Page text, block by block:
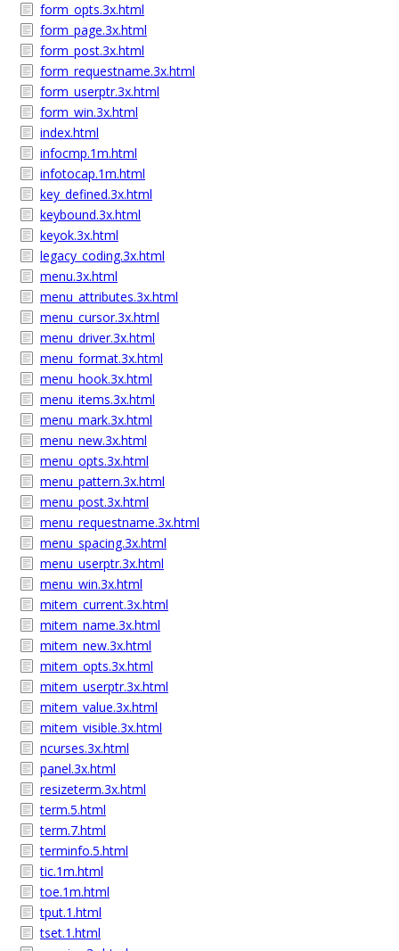
form_opts.3x.html
form_page.3x.html
form_post.3x.html
form_requestname.3x.html
form_userptr.3x.html
form_win.3x.html
index.html
infocmp.1m.html
infotocap.1m.html
key_defined.3x.html
keybound.3x.html
keyok.3x.html
legacy_coding.3x.html
menu.3x.html
menu_attributes.3x.html
menu_cursor.3x.html
menu_driver.3x.html
menu_format.3x.html
menu_hook.3x.html
menu_items.3x.html
menu_mark.3x.html
menu_new.3x.html
menu_opts.3x.html
menu_pattern.3x.html
menu_post.3x.html
menu_requestname.3x.html
menu_spacing.3x.html
menu_userptr.3x.html
menu_win.3x.html
mitem_current.3x.html
mitem_name.3x.html
mitem_new.3x.html
mitem_opts.3x.html
mitem_userptr.3x.html
mitem_value.3x.html
mitem_visible.3x.html
ncurses.3x.html
panel.3x.html
resizeterm.3x.html
term.5.html
term.7.html
terminfo.5.html
tic.1m.html
toe.1m.html
tput.1.html
tset.1.html